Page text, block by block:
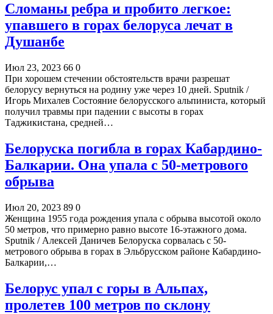
Сломаны ребра и пробито легкое:
упавшего в горах белоруса лечат в
Душанбе
Июл 23, 2023 66 0
При хорошем стечении обстоятельств врачи разрешат
белорусу вернуться на родину уже через 10 дней. Sputnik /
Игорь Михалев Состояние белорусского альпиниста, который
получил травмы при падении с высоты в горах
Таджикистана, средней…
Белоруска погибла в горах Кабардино-
Балкарии. Она упала с 50-метрового
обрыва
Июл 20, 2023 89 0
Женщина 1955 года рождения упала с обрыва высотой около
50 метров, что примерно равно высоте 16-этажного дома.
Sputnik / Алексей Даничев Белоруска сорвалась с 50-
метрового обрыва в горах в Эльбрусском районе Кабардино-
Балкарии,…
Белорус упал с горы в Альпах,
пролетев 100 метров по склону